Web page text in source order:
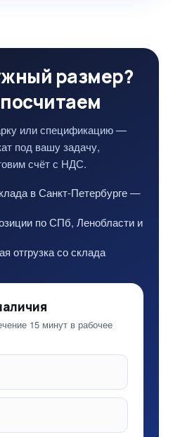
размер?
или спецификацию —
под вашу задачу,
счёт с НДС.
в Санкт-Петербурге —
по СПб, Ленобласти и
отгрузка со склада
15 минут в рабочее